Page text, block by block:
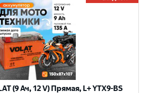
(9 Ач, 12 V) Прямая, L+ YTX9-BS